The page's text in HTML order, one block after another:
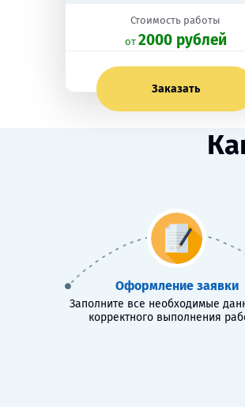
Стоимость работы
oт 2000 рублей
Заказать
Оформление заявки
Заполните все необходимые
корректного выполнения